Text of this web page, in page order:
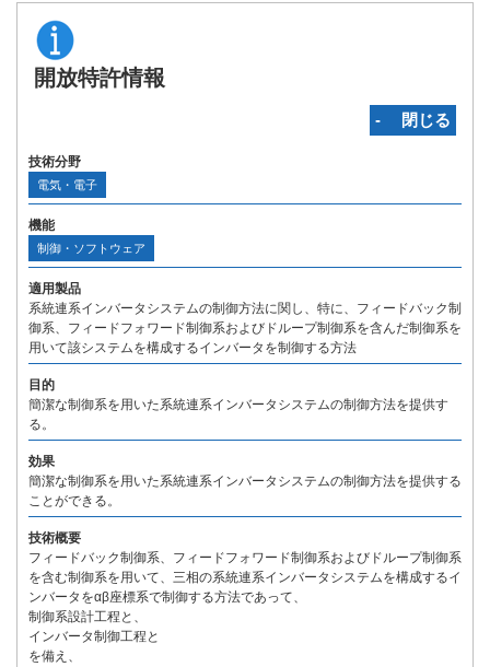
開放特許情報
‐ 閉じる
技術分野
電気・電子
機能
制御・ソフトウェア
適用製品
系統連系インバータシステムの制御方法に関し、特に、フィードバック制
御系、フィードフォワード制御系およびドループ制御系を含んだ制御系を
用いて該システムを構成するインバータを制御する方法
目的
簡潔な制御系を用いた系統連系インバータシステムの制御方法を提供す
る。
効果
簡潔な制御系を用いた系統連系インバータシステムの制御方法を提供する
ことができる。
技術概要
フィードバック制御系、フィードフォワード制御系およびドループ制御系
を含む制御系を用いて、三相の系統連系インバータシステムを構成するイ
ンバータをαβ座標系で制御する方法であって、
制御系設計工程と、
インバータ制御工程と
を備え、